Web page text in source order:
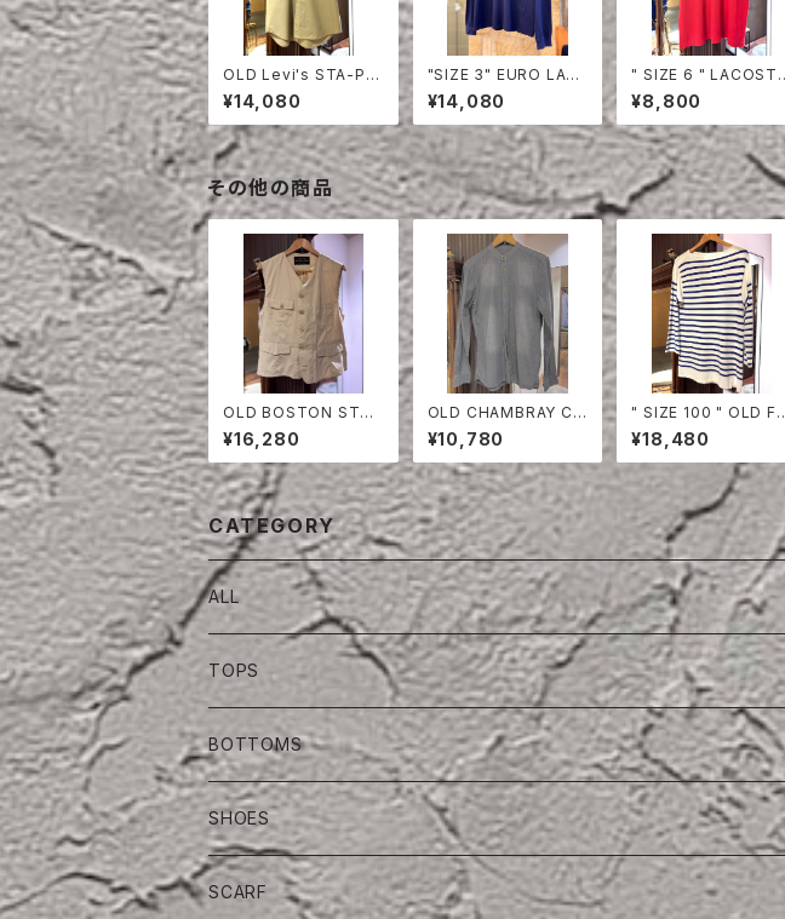
OLD Levi's STA-PR
EST HALF SLEEVE S
HIRT
¥14,080
"SIZE 3" EURO LAC
OSTE POLO SHIRT
LONG SLEEVE
¥14,080
" SIZE 6 " LACOSTE
POLO SHIRT RED
¥8,800
その他の商品
OLD BOSTON STO
RE COTTON×POLY
VEST
¥16,280
OLD CHAMBRAY CO
LLARESS SHIRT
¥10,780
" SIZE 100 " OLD FR
ENCH NAVY BORDE
R CUT-SEW
¥18,480
CATEGORY
ALL
TOPS
BOTTOMS
SHOES
SCARF